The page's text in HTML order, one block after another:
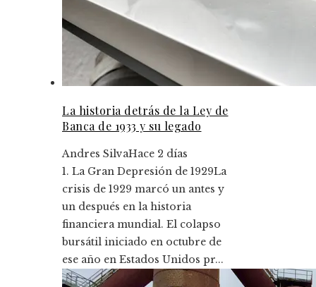
La historia detrás de la Ley de
Banca de 1933 y su legado
Andres SilvaHace 2 días
1. La Gran Depresión de 1929La
crisis de 1929 marcó un antes y
un después en la historia
financiera mundial. El colapso
bursátil iniciado en octubre de
ese año en Estados Unidos pr...